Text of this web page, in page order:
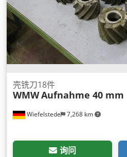
Wiefelstede 7,268 km
壳铣刀18件
WMWAufnahme 40 mm
询问